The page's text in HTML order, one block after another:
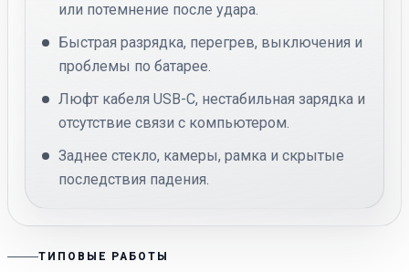
или потемнение после удара.
Быстрая разрядка, перегрев, выключения и
проблемы по батарее.
Люфт кабеля USB-C, нестабильная зарядка и
отсутствие связи с компьютером.
Заднее стекло, камеры, рамка и скрытые
последствия падения.
ТИПОВЫЕ РАБОТЫ